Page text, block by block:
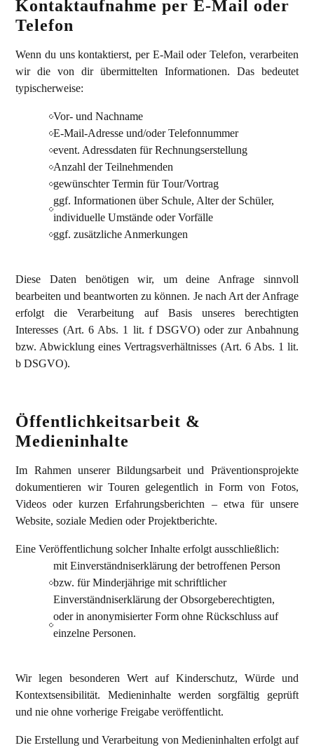
Kontaktaufnahme per E-Mail oder
Telefon
Wenn du uns kontaktierst, per E-Mail oder Telefon, verarbeiten
wir die von dir übermittelten Informationen. Das bedeutet
typischerweise:
Vor- und Nachname
E-Mail-Adresse und/oder Telefonnummer
event. Adressdaten für Rechnungserstellung
Anzahl der Teilnehmenden
gewünschter Termin für Tour/Vortrag
ggf. Informationen über Schule, Alter der Schüler,
individuelle Umstände oder Vorfälle
ggf. zusätzliche Anmerkungen
Diese Daten benötigen wir, um deine Anfrage sinnvoll
bearbeiten und beantworten zu können. Je nach Art der Anfrage
erfolgt die Verarbeitung auf Basis unseres berechtigten
Interesses (Art. 6 Abs. 1 lit. f DSGVO) oder zur Anbahnung
bzw. Abwicklung eines Vertragsverhältnisses (Art. 6 Abs. 1 lit.
b DSGVO).
Öffentlichkeitsarbeit &
Medieninhalte
Im Rahmen unserer Bildungsarbeit und Präventionsprojekte
dokumentieren wir Touren gelegentlich in Form von Fotos,
Videos oder kurzen Erfahrungsberichten – etwa für unsere
Website, soziale Medien oder Projektberichte.
Eine Veröffentlichung solcher Inhalte erfolgt ausschließlich:
mit Einverständniserklärung der betroffenen Person
bzw. für Minderjährige mit schriftlicher
Einverständniserklärung der Obsorgeberechtigten,
oder in anonymisierter Form ohne Rückschluss auf
einzelne Personen.
Wir legen besonderen Wert auf Kinderschutz, Würde und
Kontextsensibilität. Medieninhalte werden sorgfältig geprüft
und nie ohne vorherige Freigabe veröffentlicht.
Die Erstellung und Verarbeitung von Medieninhalten erfolgt auf